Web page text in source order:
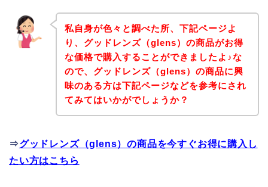
私自身が色々と調べた所、下記ページよ
り、グッドレンズ（glens）の商品がお得
な価格で購入することができましたよ♪な
ので、グッドレンズ（glens）の商品に興
味のある方は下記ページなどを参考にされ
てみてはいかがでしょうか？
⇒グッドレンズ（glens）の商品を今すぐお得に購入し
たい方はこちら